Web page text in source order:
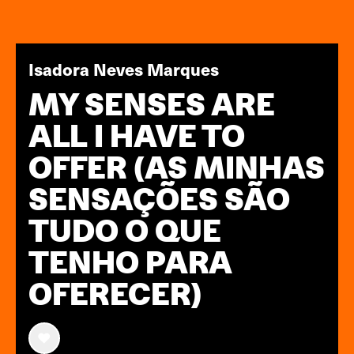
Isadora Neves Marques
MY SENSES ARE
ALL I HAVE TO
OFFER (AS MINHAS
SENSAÇÕES SÃO
TUDO O QUE
TENHO PARA
OFERECER)